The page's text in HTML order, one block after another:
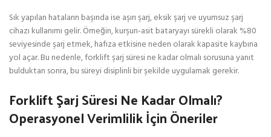
Sık yapılan hataların başında ise aşırı şarj, eksik şarj ve uyumsuz şarj
cihazı kullanımı gelir. Örneğin, kurşun-asit bataryayı sürekli olarak %80
seviyesinde şarj etmek, hafıza etkisine neden olarak kapasite kaybına
yol açar. Bu nedenle, forklift şarj süresi ne kadar olmalı sorusuna yanıt
bulduktan sonra, bu süreyi disiplinli bir şekilde uygulamak gerekir.
Forklift Şarj Süresi Ne Kadar Olmalı?
Operasyonel Verimlilik İçin Öneriler